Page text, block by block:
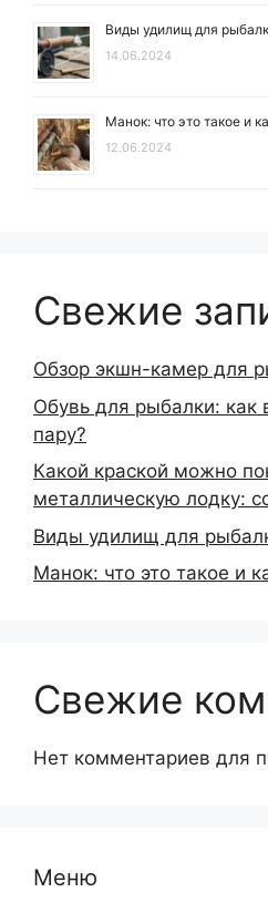
Виды удилищ для
14.06.2024
Манок: что это такое и
12.06.2024
Свежие
Обзор экшн-камер для
Обувь для рыбалки: как
пару?
Какой краской можно
металлическую лодку:
Виды удилищ для
Манок: что это такое и
Свежие
Нет комментариев для
Меню